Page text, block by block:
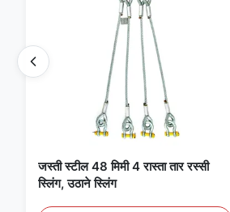
जस्ती स्टील 48 मिमी 4 रास्ता तार रस्सी
स्लिंग, उठाने स्लिंग